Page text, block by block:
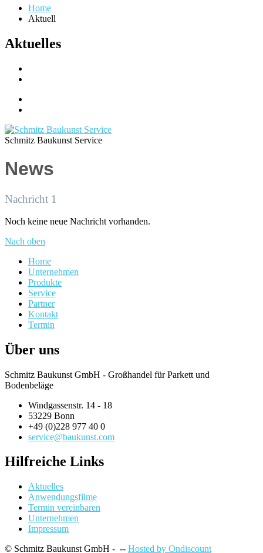
Home
Aktuell
Aktuelles
Schmitz Baukunst Service
News
Nachricht 1
Noch keine neue Nachricht vorhanden.
Nach oben
Home
Unternehmen
Produkte
Service
Partner
Kontakt
Termin
Über uns
Schmitz Baukunst GmbH - Großhandel für Parkett und
Bodenbeläge
Windgassenstr. 14 - 18
53229 Bonn
+49 (0)228 977 40 0
service@baukunst.com
Hilfreiche Links
Aktuelles
Anwendungsfilme
Termin vereinbaren
Unternehmen
Impressum
© Schmitz Baukunst GmbH - -- Hosted by Ondiscount